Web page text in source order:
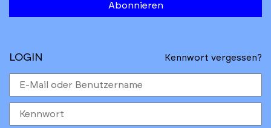
Abonnieren
LOGIN Kennwort vergessen?